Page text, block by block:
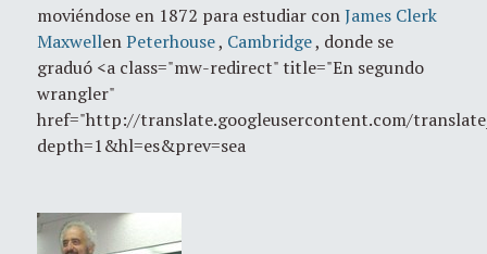
moviéndose en 1872 para estudiar conJames Clerk
MaxwellenPeterhouse, Cambridge, donde se
graduó <a class="mw-redirect" title="En segundo
wrangler"
href="http://translate.googleusercontent.com/
depth=1&hl=es&prev=sea